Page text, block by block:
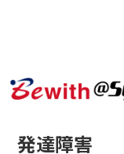
発達障害